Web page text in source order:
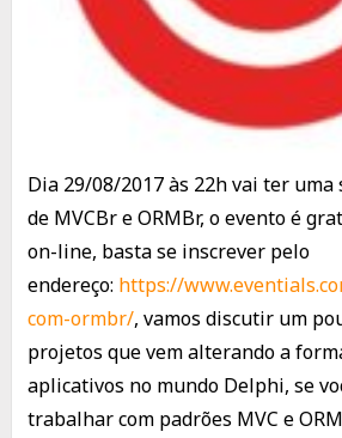
Dia 29/08/2017 às 22h vai ter
de MVCBr e ORMBr, o evento é
on-line, basta se inscrever pelo
endereço: https://
com-ormbr/, vamos discutir um
projetos que vem alterando a
aplicativos no mundo Delphi, se
trabalhar com padrões MVC e